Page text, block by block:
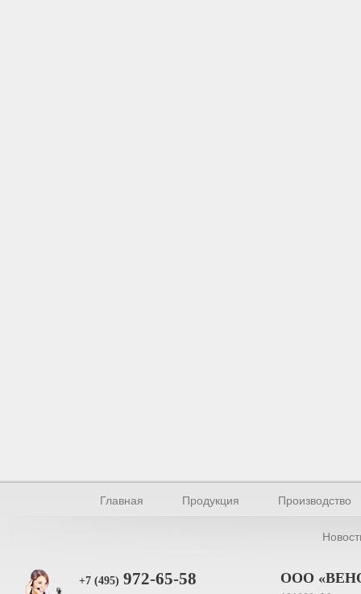
Главная Продукция Производство
+7 (495) 972-65-58 ООО